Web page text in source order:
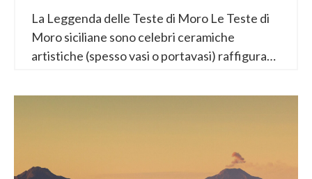
La Leggenda delle Teste di Moro Le Teste di
Moro siciliane sono celebri ceramiche
artistiche (spesso vasi o portavasi) raffiguranti
la loro bellezza c’è una leggenda affascinante
quartiere Kalsa di Palermo, una giovane e
bellissima ragazza siciliana curava con